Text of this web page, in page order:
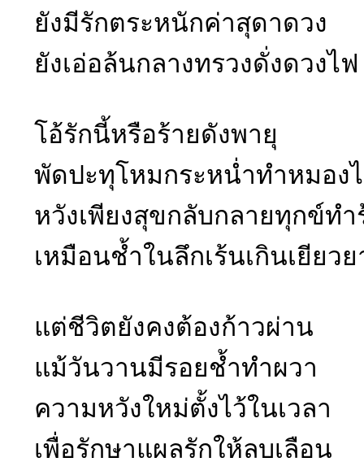
ยังมีรักตระหนักค่าสุดาดวง
ยังเอ่อล้นกลางทรวงดั่งดวงไฟ
โอ้รักนี้หรือร้ายดังพายุ
พัดปะทุโหมกระหน่ำทำหมอง
หวังเพียงสุขกลับกลายทุกข์ทำ
เหมือนช้ำในลึกเร้นเกินเยียวย
แต่ชีวิตยังคงต้องก้าวผ่าน
แม้วันวานมีรอยช้ำทำผวา
ความหวังใหม่ตั้งไว้ในเวลา
เพื่อรักษาแผลรักให้ลบเลือน